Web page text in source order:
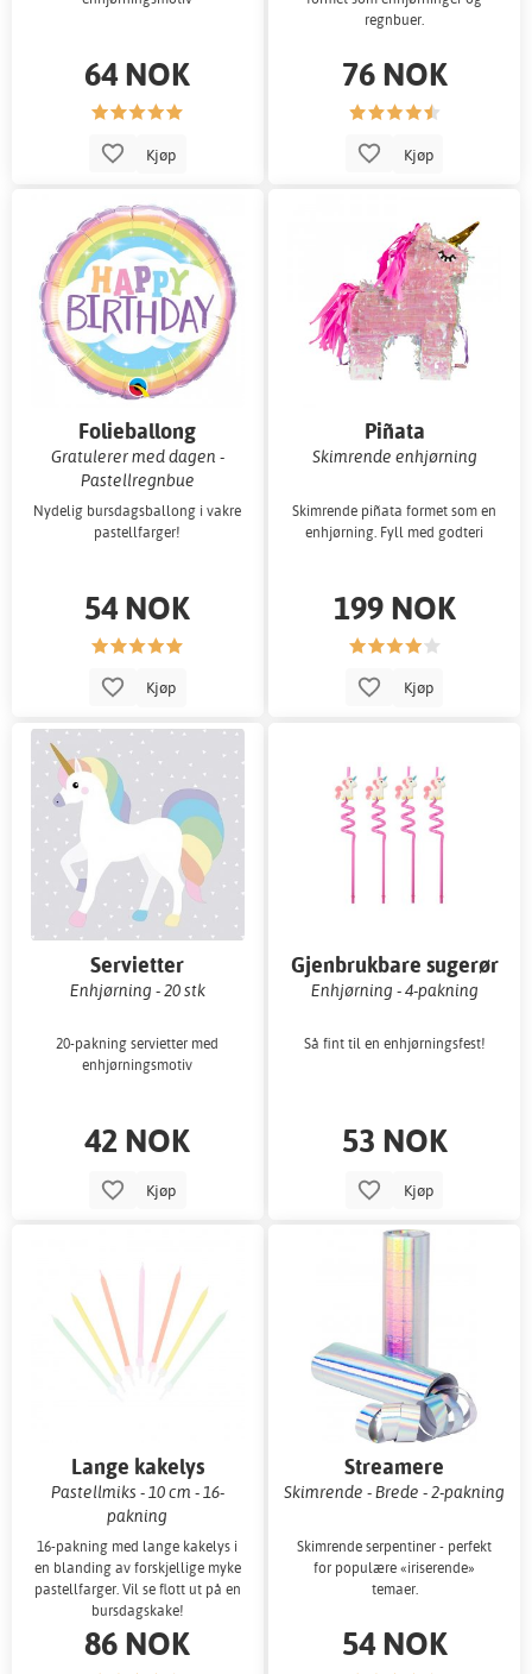
64 NOK
Kjøp
regnbuer.
76 NOK
Kjøp
Folieballong
Gratulerer med dagen -
Pastellregnbue
Nydelig bursdagsballong i vakre
pastellfarger!
54 NOK
Kjøp
Piñata
Skimrende enhjørning
Skimrende piñata formet som en
enhjørning. Fyll med godteri
199 NOK
Kjøp
Servietter
Enhjørning - 20 stk
20-pakning servietter med
enhjørningsmotiv
42 NOK
Kjøp
Gjenbrukbare sugerør
Enhjørning - 4-pakning
Så fint til en enhjørningsfest!
53 NOK
Kjøp
Lange kakelys
Pastellmiks - 10 cm - 16-
pakning
16-pakning med lange kakelys i
en blanding av forskjellige myke
pastellfarger. Vil se flott ut på en
bursdagskake!
86 NOK
Streamere
Skimrende - Brede - 2-pakning
Skimrende serpentiner - perfekt
for populære «iriserende»
temaer.
54 NOK